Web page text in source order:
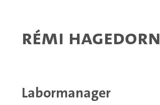
Rémi Hagedorn
Labormanager